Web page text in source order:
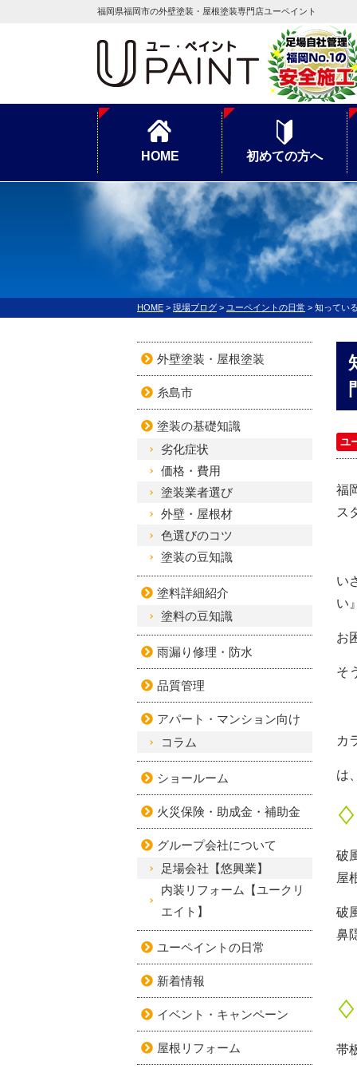
福岡県福岡市の外壁塗装・屋根塗装専門店ユーペイント
HOME 初めての方へ
HOME > 現場ブログ > ユーペイントの日常 > 知ってい
ユ
福
ス
い
い
お
そ
カ
は
破
屋
破
鼻
帯
外壁塗装・屋根塗装
糸島市
塗装の基礎知識
劣化症状
価格・費用
塗装業者選び
外壁・屋根材
色選びのコツ
塗装の豆知識
塗料詳細紹介
塗料の豆知識
雨漏り修理・防水
品質管理
アパート・マンション向け
コラム
ショールーム
火災保険・助成金・補助金
グループ会社について
足場会社【悠興業】
内装リフォーム【ユークリ
エイト】
ユーペイントの日常
新着情報
イベント・キャンペーン
屋根リフォーム